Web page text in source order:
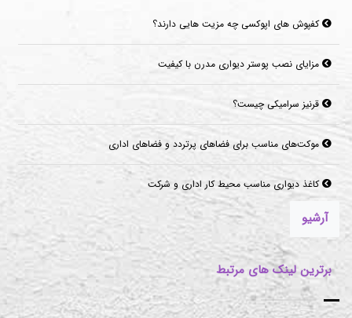
کفپوش های اپوکسی چه مزیت هایی دارند؟
مزایای نصب پوستر دیواری مدرن با کیفیت
قرنیز سرامیکی چیست؟
موکت‌های مناسب برای فضاهای پرتردد و فضاهای اداری
کاغذ دیواری مناسب محیط کار اداری و شرکت
آرشیو
برترین لینک های مرتبط